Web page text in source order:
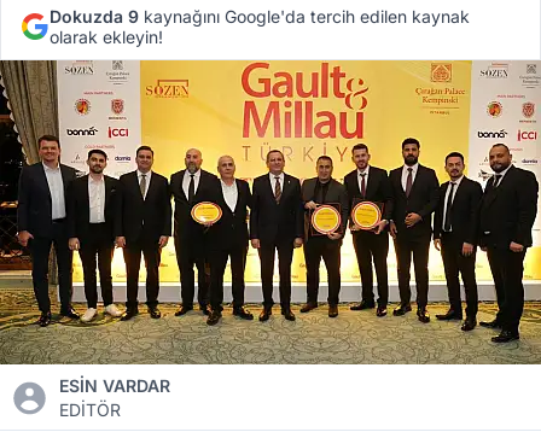
Dokuzda 9 kaynağını Google'da tercih edilen kaynak
olarak ekleyin!
ESİN VARDAR
EDİTÖR